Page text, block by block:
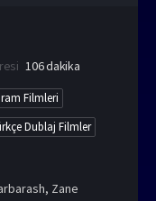
106 dakika
Filmleri
Dublaj Filmler
Zane